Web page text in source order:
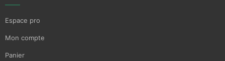
Espace pro
Mon compte
Panier